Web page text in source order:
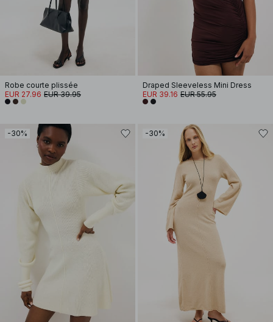
Robe courte plissée
EUR 27.96 EUR 39.95
Draped Sleeveless Mini Dress
EUR 39.16 EUR 55.95
-30% -30%